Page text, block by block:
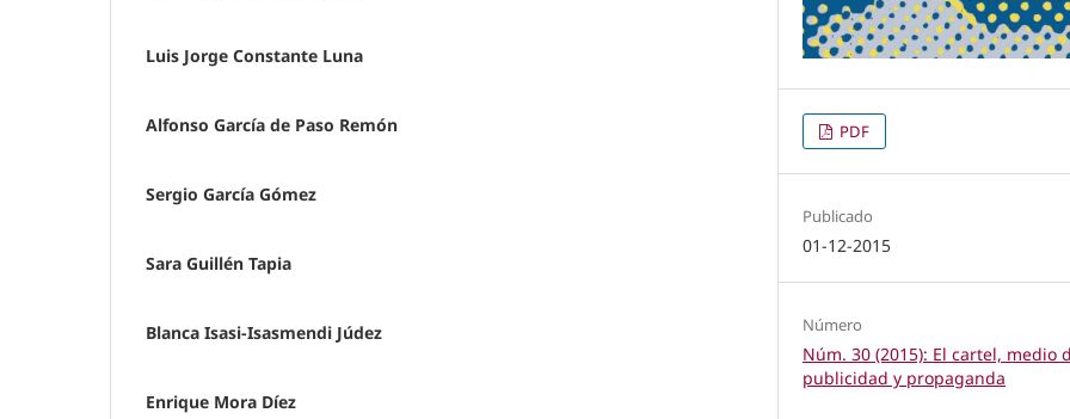
Luis Jorge Constante Luna
Alfonso García de Paso Remón
Sergio García Gómez
Sara Guillén Tapia
Blanca Isasi-Isasmendi Júdez
Enrique Mora Díez
PDF
Publicado
01-12-2015
Número
Núm. 30 (2015): El cartel, medio
publicidad y propaganda